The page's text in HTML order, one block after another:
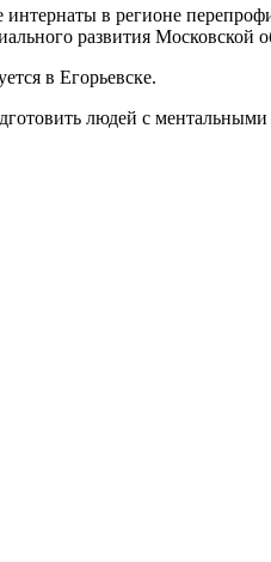
в регионе
развития Московской
в Егорьевске.
людей с